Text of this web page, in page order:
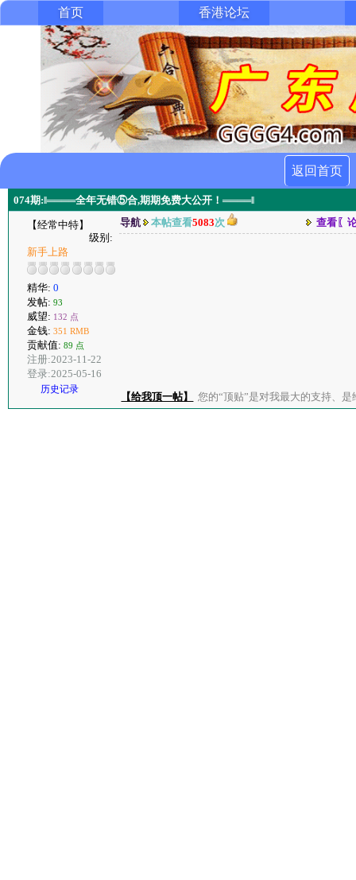
首页 香港论坛
返回首页
074期:‖════全年无错⑤合,期期免费大公开！════‖
【经常中特】
级别:
新手上路
精华: 0
发帖: 93
威望: 132 点
金钱: 351 RMB
贡献值: 89 点
注册:2023-11-22
登录:2025-05-16
历史记录
导航 本帖查看5083次 查看〖
【给我顶一帖】 您的“顶贴”是对我最大的支持、